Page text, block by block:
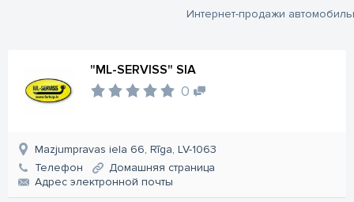
Интернет-продажи
"ML-SERVISS" SIA
0
Mazjumpravas iela 66, Rīga, LV-1063
Телефон
Домашняя страница
Aдрес электронной почты